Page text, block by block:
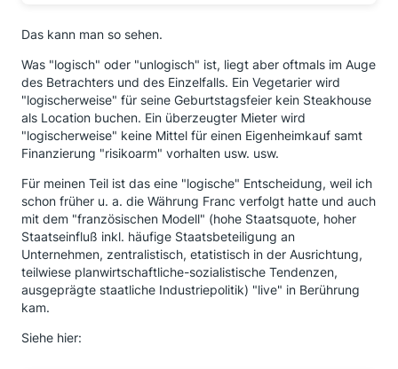
Das kann man so sehen.
Was "logisch" oder "unlogisch" ist, liegt aber oftmals im Auge
des Betrachters und des Einzelfalls. Ein Vegetarier wird
"logischerweise" für seine Geburtstagsfeier kein Steakhouse
als Location buchen. Ein überzeugter Mieter wird
"logischerweise" keine Mittel für einen Eigenheimkauf samt
Finanzierung "risikoarm" vorhalten usw. usw.
Für meinen Teil ist das eine "logische" Entscheidung, weil ich
schon früher u. a. die Währung Franc verfolgt hatte und auch
mit dem "französischen Modell" (hohe Staatsquote, hoher
Staatseinfluß inkl. häufige Staatsbeteiligung an
Unternehmen, zentralistisch, etatistisch in der Ausrichtung,
teilwiese planwirtschaftliche-sozialistische Tendenzen,
ausgeprägte staatliche Industriepolitik) "live" in Berührung
kam.
Siehe hier: